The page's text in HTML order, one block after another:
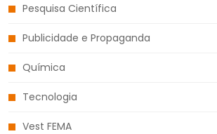
Pesquisa Científica
Publicidade e Propaganda
Química
Tecnologia
Vest FEMA